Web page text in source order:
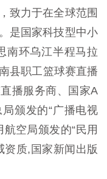
致力于在全球范围
是国家科技型中小
南环乌江半程马拉
县职工篮球赛直播
播服务商、国家A
颁发的“广播电视
空局颁发的“民用
资质,国家新闻出版